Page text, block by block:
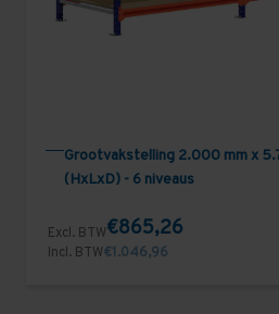
Grootvakstelling 2.000 mm x
(HxLxD) - 6 niveaus
Excl. BTW€865,26
Incl. BTW€1.046,96